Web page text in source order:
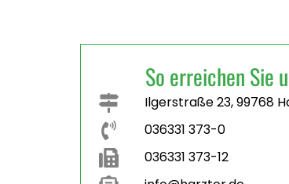
So erreichen Sie
Ilgerstraße 23, 99768
036331 373-0
036331 373-12